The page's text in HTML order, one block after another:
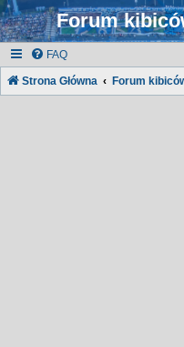
Forum
FAQ
Strona Główna Forum